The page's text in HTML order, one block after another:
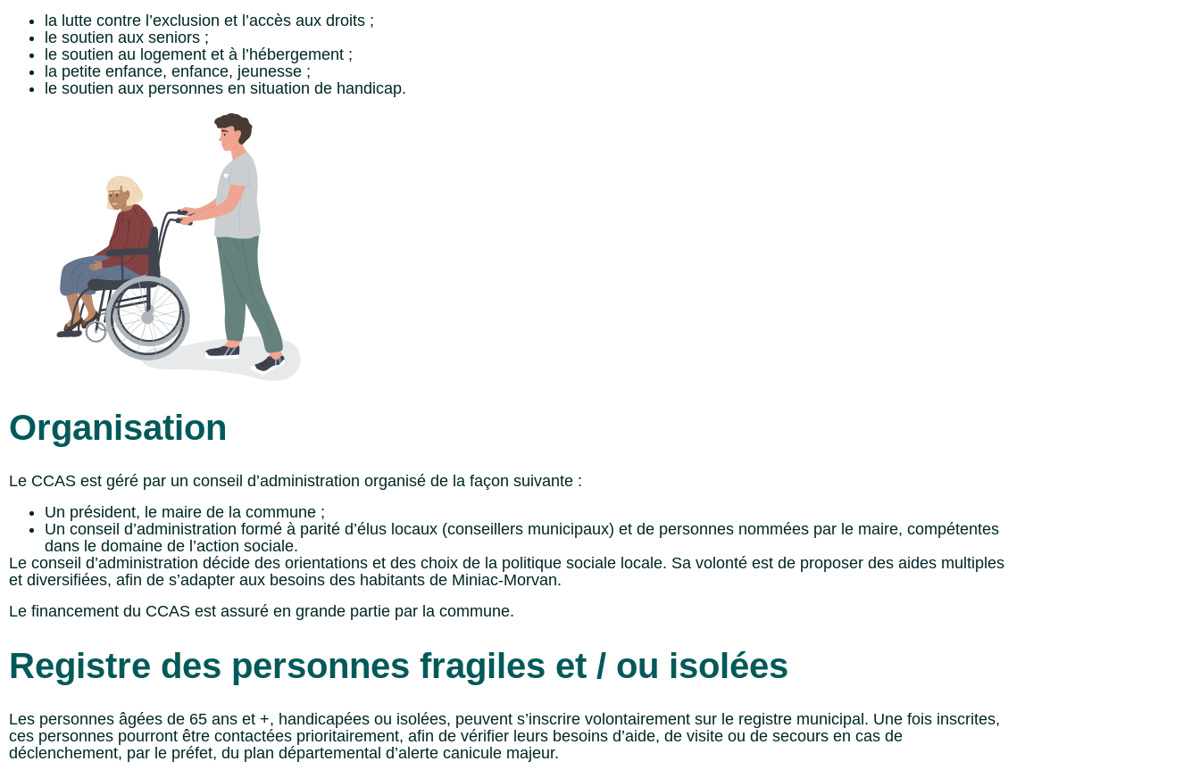
la lutte contre l’exclusion et l’accès aux droits ;
le soutien aux seniors ;
le soutien au logement et à l’hébergement ;
la petite enfance, enfance, jeunesse ;
le soutien aux personnes en situation de handicap.
Organisation
Le CCAS est géré par un conseil d’administration organisé de la façon suivante :
Un président, le maire de la commune ;
Un conseil d’administration formé à parité d’élus locaux (conseillers municipaux) et de personnes nommées par le maire, compétentes
dans le domaine de l’action sociale.
Le conseil d’administration décide des orientations et des choix de la politique sociale locale. Sa volonté est de proposer des aides multiples
et diversifiées, afin de s’adapter aux besoins des habitants de Miniac-Morvan.
Le financement du CCAS est assuré en grande partie par la commune.
Registre des personnes fragiles et / ou isolées
Les personnes âgées de 65 ans et +, handicapées ou isolées, peuvent s’inscrire volontairement sur le registre municipal. Une fois inscrites,
ces personnes pourront être contactées prioritairement, afin de vérifier leurs besoins d’aide, de visite ou de secours en cas de
déclenchement, par le préfet, du plan départemental d’alerte canicule majeur.